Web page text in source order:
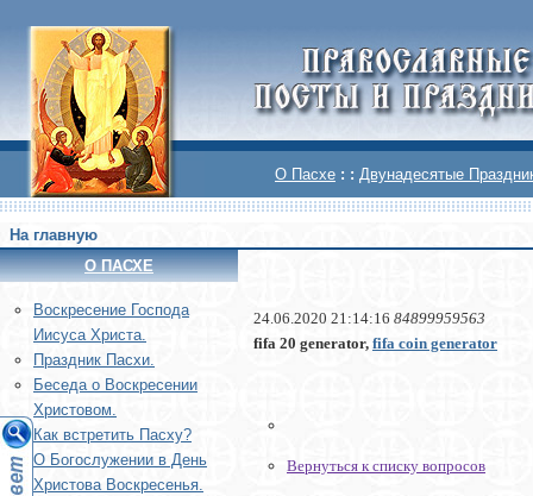
О Пасхе : : Двунадесятые
На главную
О ПАСХЕ
Воскреcение Господа
Иисуса Христа.
Праздник Пасхи.
Беседа о Воскресении
Христовом.
Как встретить Пасху?
О Богослужении в День
Христова Воскресенья.
24.06.2020 21:14:16 84899959563
fifa 20 generator, fifa coin generator
Вернуться к списку вопросов